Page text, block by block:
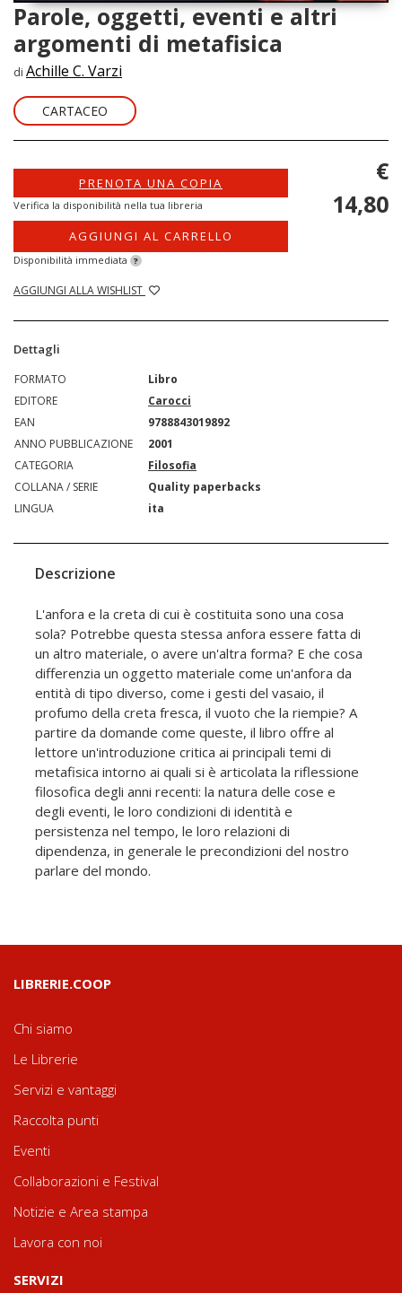
Parole, oggetti, eventi e altri
argomenti di metafisica
di Achille C. Varzi
CARTACEO
PRENOTA UNA COPIA
Verifica la disponibilità nella tua libreria
AGGIUNGI AL CARRELLO
Disponibilità immediata ?
AGGIUNGI ALLA WISHLIST
€
14,80
Dettagli
FORMATO
Libro
EDITORE
Carocci
EAN
9788843019892
ANNO PUBBLICAZIONE
2001
CATEGORIA
Filosofia
COLLANA / SERIE
Quality paperbacks
LINGUA
ita
Descrizione
L'anfora e la creta di cui è costituita sono una cosa
sola? Potrebbe questa stessa anfora essere fatta di
un altro materiale, o avere un'altra forma? E che cosa
differenzia un oggetto materiale come un'anfora da
entità di tipo diverso, come i gesti del vasaio, il
profumo della creta fresca, il vuoto che la riempie? A
partire da domande come queste, il libro offre al
lettore un'introduzione critica ai principali temi di
metafisica intorno ai quali si è articolata la riflessione
filosofica degli anni recenti: la natura delle cose e
degli eventi, le loro condizioni di identità e
persistenza nel tempo, le loro relazioni di
dipendenza, in generale le precondizioni del nostro
parlare del mondo.
LIBRERIE.COOP
Chi siamo
Le Librerie
Servizi e vantaggi
Raccolta punti
Eventi
Collaborazioni e Festival
Notizie e Area stampa
Lavora con noi
SERVIZI